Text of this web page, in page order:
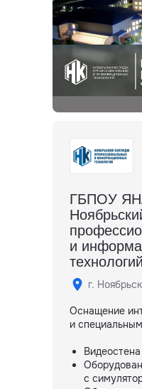
ГБПОУ
и
технологий
г. Ноябрьск
Оснащение
и
с